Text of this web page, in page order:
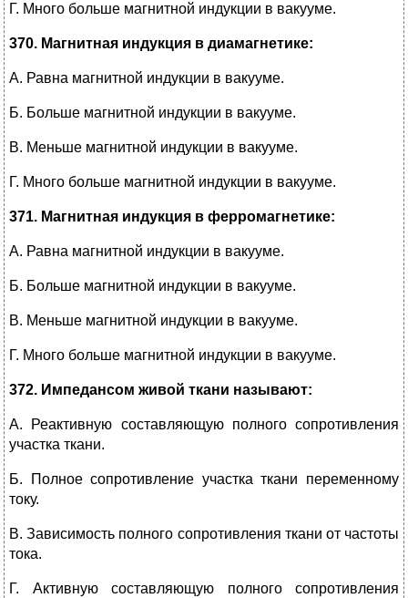
Г. Много больше магнитной индукции в вакууме.
370. Магнитная индукция в диамагнетике:
А. Равна магнитной индукции в вакууме.
Б. Больше магнитной индукции в вакууме.
В. Меньше магнитной индукции в вакууме.
Г. Много больше магнитной индукции в вакууме.
371. Магнитная индукция в ферромагнетике:
А. Равна магнитной индукции в вакууме.
Б. Больше магнитной индукции в вакууме.
В. Меньше магнитной индукции в вакууме.
Г. Много больше магнитной индукции в вакууме.
372. Импедансом живой ткани называют:
А. Реактивную составляющую полного сопротивления
участка ткани.
Б. Полное сопротивление участка ткани переменному
току.
В. Зависимость полного сопротивления ткани от частоты
тока.
Г. Активную составляющую полного сопротивления